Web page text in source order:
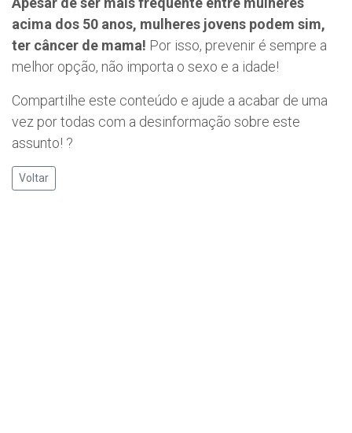
acima dos 50 anos, mulheres jovens podem sim,
ter câncer de mama! Por isso, prevenir é sempre a
melhor opção, não importa o sexo e a idade!
Compartilhe este conteúdo e ajude a acabar de uma
vez por todas com a desinformação sobre este
assunto! ?
Voltar